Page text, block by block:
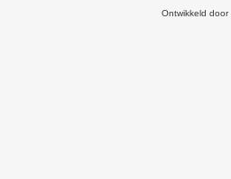
Ontwikkeld door